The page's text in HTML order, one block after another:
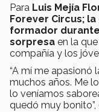
Para Luis Mejía
Forever Circus;
formador
sorpresa en la
compañía y los
“A mí me
muchos años. Me
lo veníamos
quedó muy